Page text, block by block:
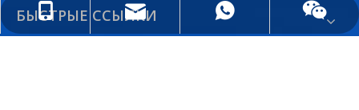
БЫСТРЫЕ ССЫЛКИ+86-18051537011
info@anda-china.com
+86-18051537011